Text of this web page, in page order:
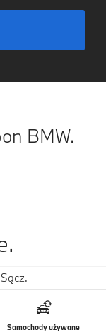
BMW.
dynamikę
BMW.
Samochody używane